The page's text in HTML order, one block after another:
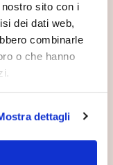
sito con i
dei dati web,
combinarle
o che hanno
dettagli